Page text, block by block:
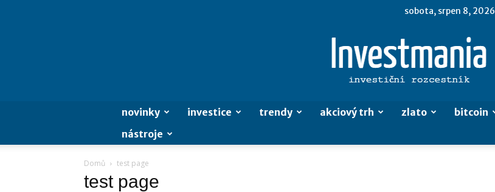
sobota, srpen 8, 2026
novinky investice trendy akciový trh zlato bitcoin
nástroje
Domů test page
test page